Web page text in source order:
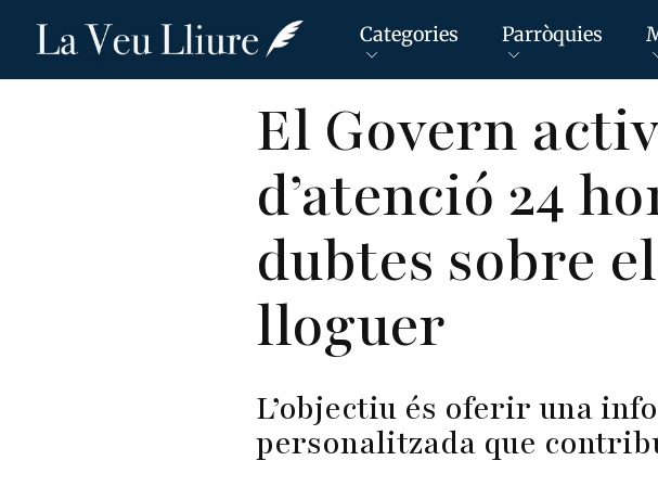
Vés
Categories Parròquies
El Govern
d’atenció 24
dubtes sobre
lloguer
L’objectiu és oferir una
personalitzada que